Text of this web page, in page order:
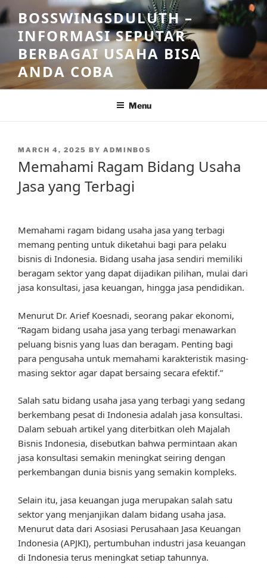
Skip
to
content
BOSSWINGSDULUTH –
INFORMASI SEPUTAR
BERBAGAI USAHA BISA
ANDA COBA
Menu
POSTED
MARCH 4, 2025 BY ADMINBOS
Memahami Ragam Bidang Usaha
Jasa yang Terbagi
Memahami ragam bidang usaha jasa yang terbagi
memang penting untuk diketahui bagi para pelaku
bisnis di Indonesia. Bidang usaha jasa sendiri memiliki
beragam sektor yang dapat dijadikan pilihan, mulai dari
jasa konsultasi, jasa keuangan, hingga jasa pendidikan.
Menurut Dr. Arief Koesnadi, seorang pakar ekonomi,
“Ragam bidang usaha jasa yang terbagi menawarkan
peluang bisnis yang luas dan beragam. Penting bagi
para pengusaha untuk memahami karakteristik masing-
masing sektor agar dapat bersaing secara efektif.”
Salah satu bidang usaha jasa yang terbagi yang sedang
berkembang pesat di Indonesia adalah jasa konsultasi.
Dalam sebuah artikel yang diterbitkan oleh Majalah
Bisnis Indonesia, disebutkan bahwa permintaan akan
jasa konsultasi semakin meningkat seiring dengan
perkembangan dunia bisnis yang semakin kompleks.
Selain itu, jasa keuangan juga merupakan salah satu
sektor yang menjanjikan dalam bidang usaha jasa.
Menurut data dari Asosiasi Perusahaan Jasa Keuangan
Indonesia (APJKI), pertumbuhan industri jasa keuangan
di Indonesia terus meningkat setiap tahunnya.